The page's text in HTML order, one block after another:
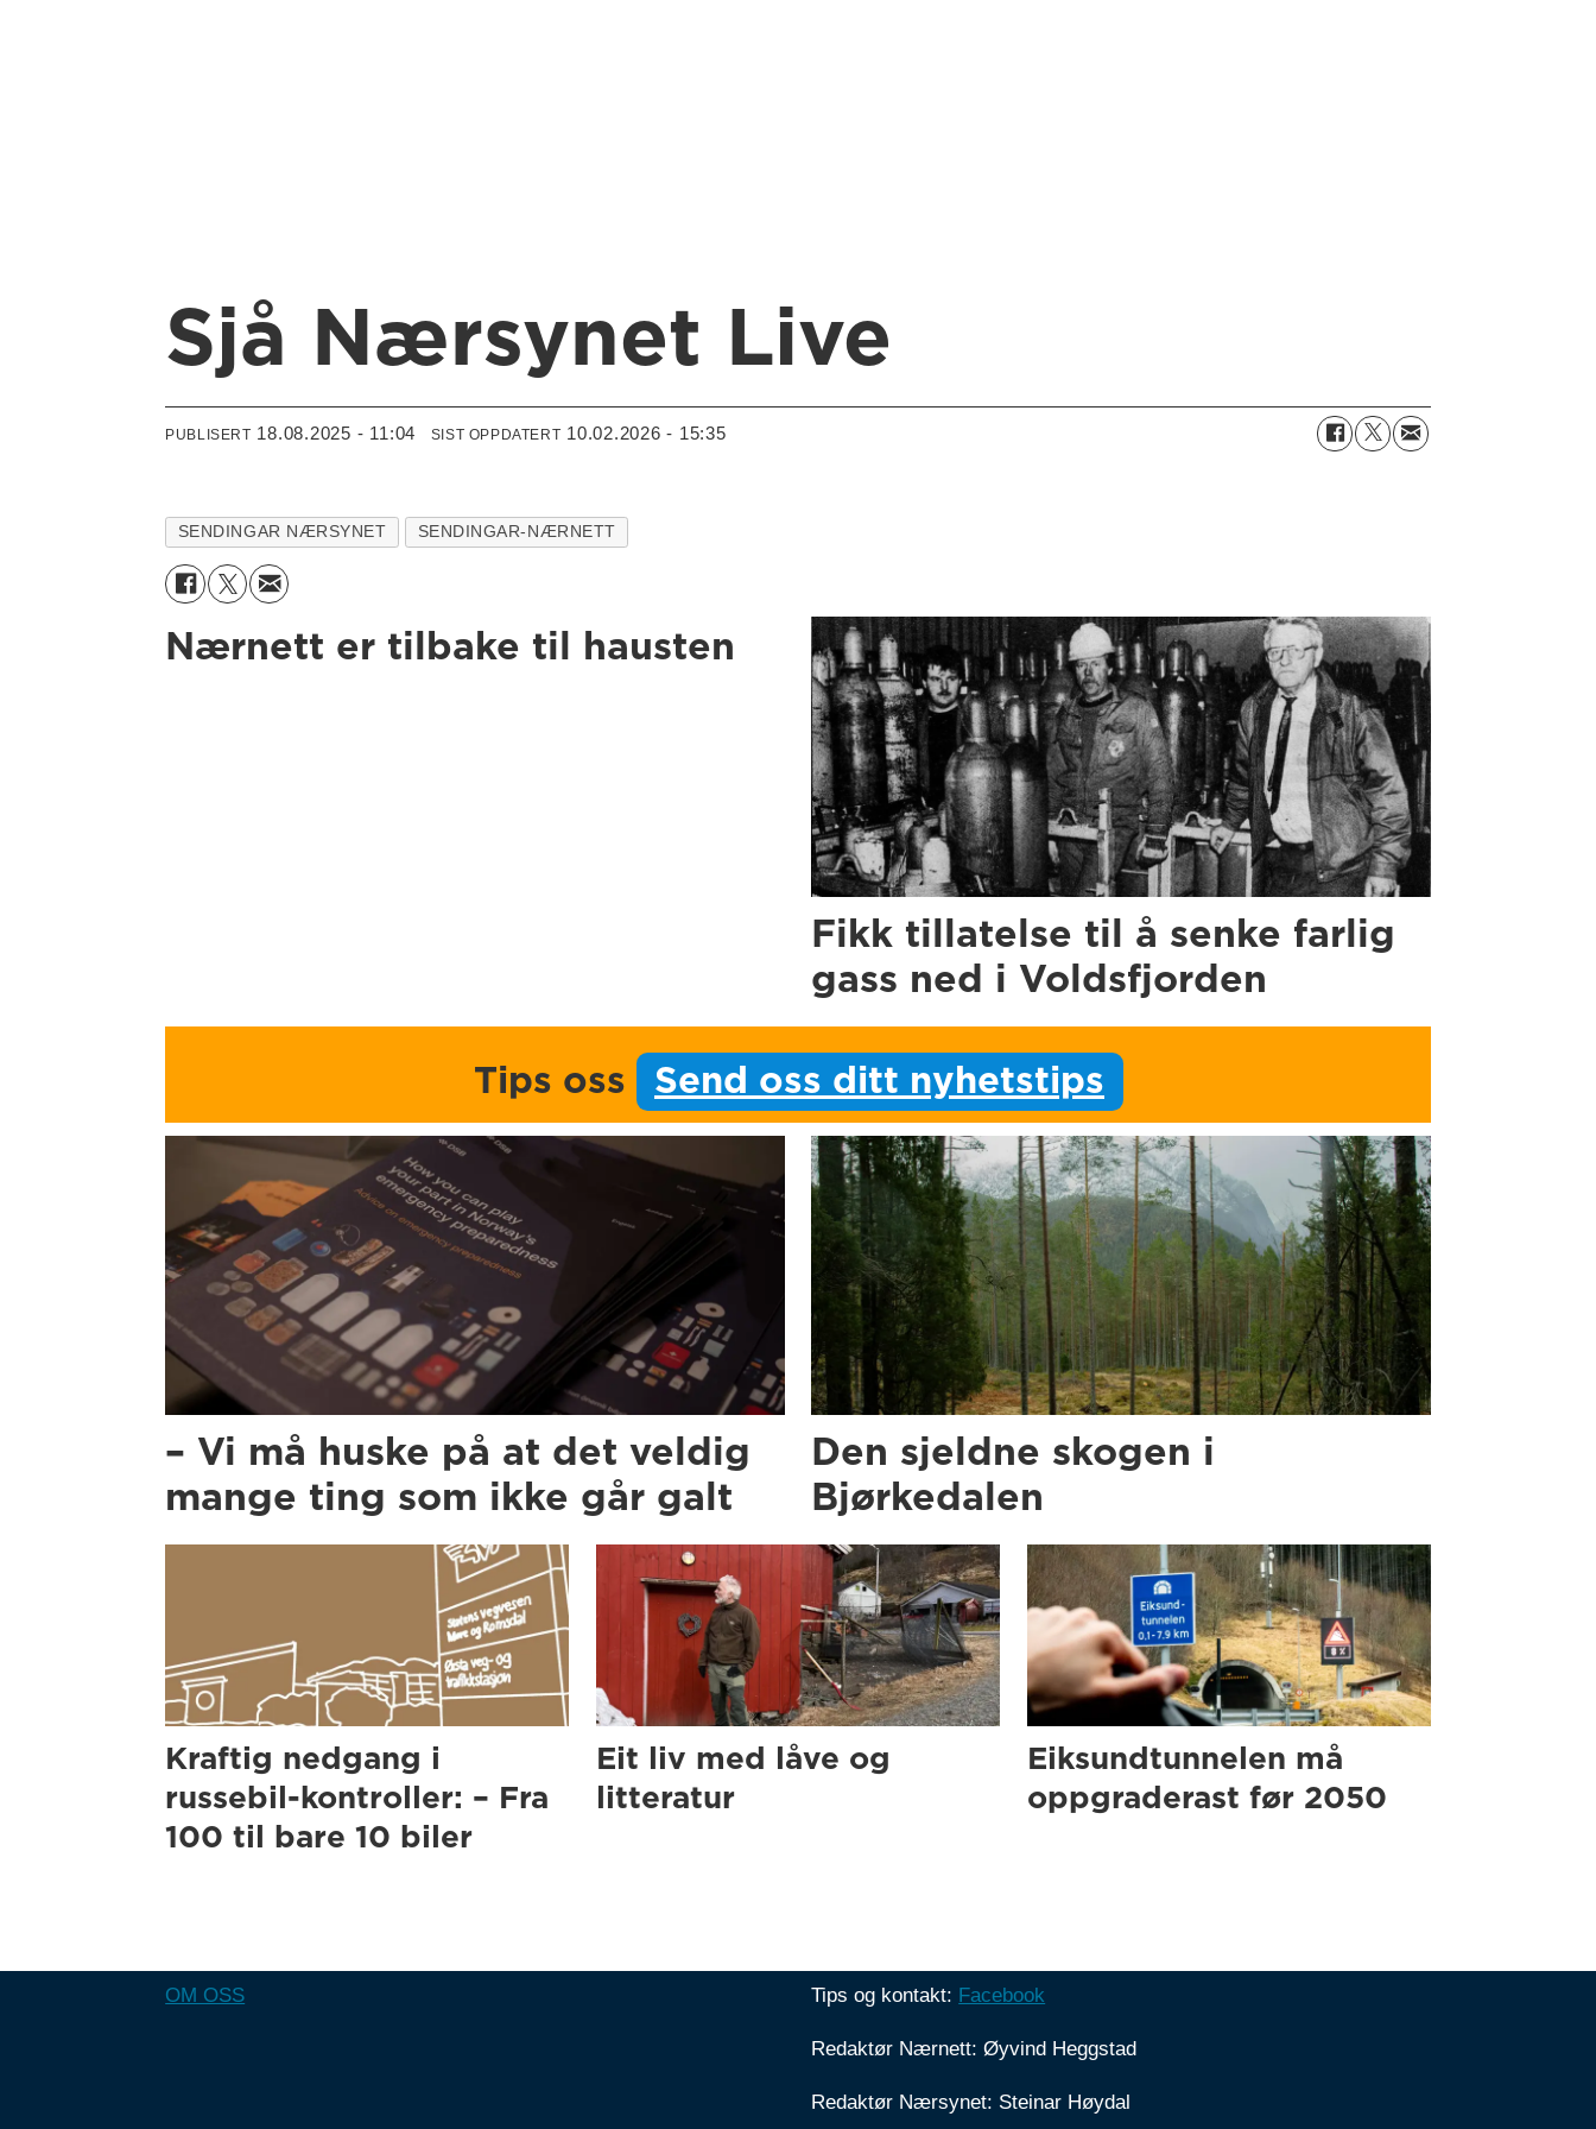
Sjå Nærsynet Live
PUBLISERT 18.08.2025 - 11:04 SIST OPPDATERT 10.02.2026 - 15:35
SENDINGAR NÆRSYNET SENDINGAR-NÆRNETT
Nærnett er tilbake til hausten
Fikk tillatelse til å senke farlig
gass ned i Voldsfjorden
Tips oss Send oss ditt nyhetstips
– Vi må huske på at det veldig
mange ting som ikke går galt
Den sjeldne skogen i
Bjørkedalen
Kraftig nedgang i
russebil-kontroller: – Fra
100 til bare 10 biler
Eit liv med låve og
litteratur
Eiksundtunnelen må
oppgraderast før 2050
OM OSS Tips og kontakt: Facebook
Redaktør Nærnett: Øyvind Heggstad
Redaktør Nærsynet: Steinar Høydal